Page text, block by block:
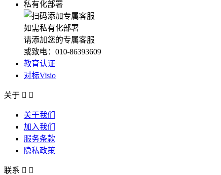
私有化部署
如需私有化部署
请添加您的专属客服
或致电：010-86393609
教育认证
对标Visio
关于  
关于我们
加入我们
服务条款
隐私政策
联系  